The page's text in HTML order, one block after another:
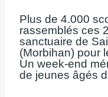
Plus de 4.000
rassemblés ces
sanctuaire de
(Morbihan) pour
Un week-end
de jeunes âgés